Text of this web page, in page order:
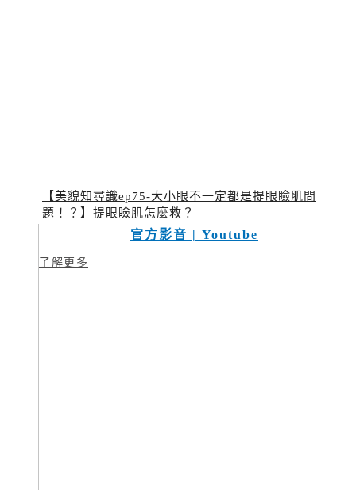
【美貌知尋識ep75-大小眼不一定都是提眼瞼肌問
題！？】提眼瞼肌怎麼救？
官方影音 | Youtube
了解更多